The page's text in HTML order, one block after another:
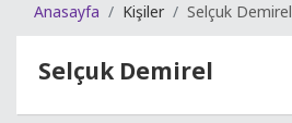
Anasayfa Kişiler Selçuk Demirel
Selçuk Demirel